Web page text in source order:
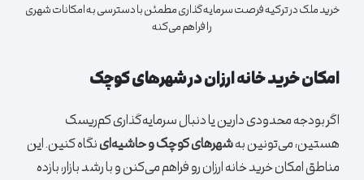
خرید ملک در ترکیه فرصت سرمایه‌گذاری مطمئن با دسترسی به امکانات شهری
را فراهم می‌کنه
امکان خرید خانه ارزان در شهرهای کوچک
اگر بودجه محدودی دارین یا دنبال سرمایه‌گذاری کم‌ریسک
هستین، می‌تونین بهشهرهای کوچک و حاشیه‌اینگاه کنین. این
مناطق امکان خرید خانه ارزان رو فراهم می‌کنن و با رشد بازار، بازده